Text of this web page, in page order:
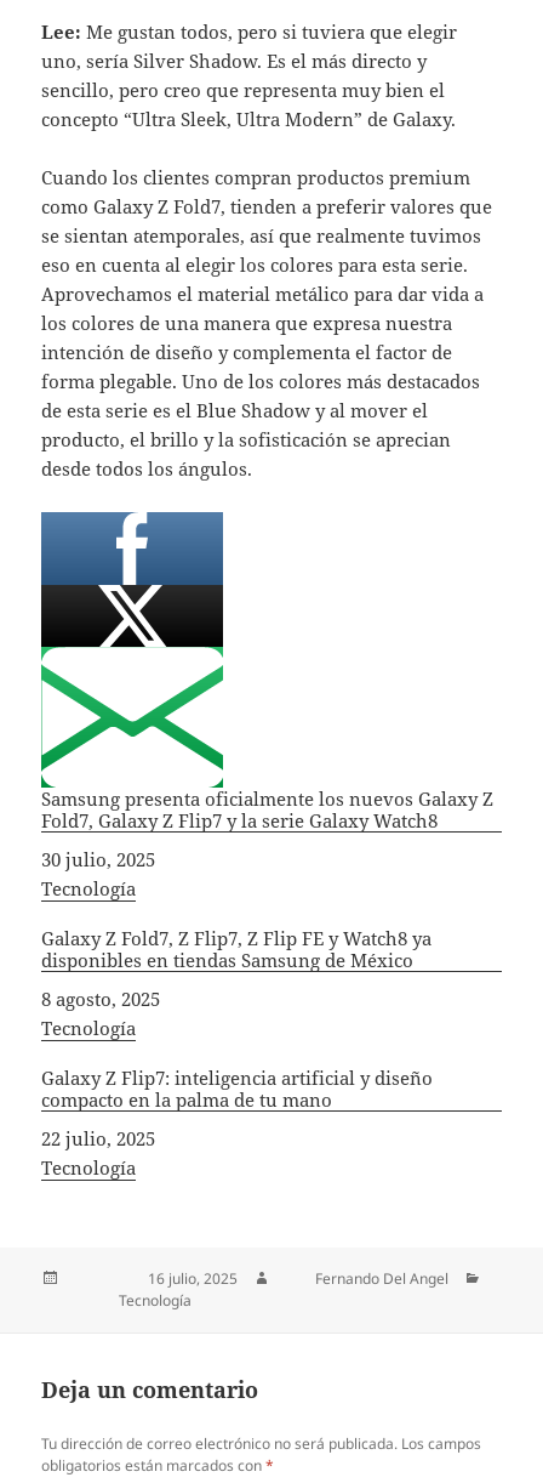
Lee: Me gustan todos, pero si tuviera que elegir
uno, sería Silver Shadow. Es el más directo y
sencillo, pero creo que representa muy bien el
concepto “Ultra Sleek, Ultra Modern” de Galaxy. ​
Cuando los clientes compran productos premium
como Galaxy Z Fold7, tienden a preferir valores que
se sientan atemporales, así que realmente tuvimos
eso en cuenta al elegir los colores para esta serie.
Aprovechamos el material metálico para dar vida a
los colores de una manera que expresa nuestra
intención de diseño y complementa el factor de
forma plegable. Uno de los colores más destacados
de esta serie es el Blue Shadow y al mover el
producto, el brillo y la sofisticación se aprecian
desde todos los ángulos.
Samsung presenta oficialmente los nuevos Galaxy Z
Fold7, Galaxy Z Flip7 y la serie Galaxy Watch8
Fecha
30 julio, 2025
In relation to
Tecnología
Galaxy Z Fold7, Z Flip7, Z Flip FE y Watch8 ya
disponibles en tiendas Samsung de México
Fecha
8 agosto, 2025
In relation to
Tecnología
Galaxy Z Flip7: inteligencia artificial y diseño
compacto en la palma de tu mano
Fecha
22 julio, 2025
In relation to
Tecnología
16 julio, 2025
Fernando Del Angel
CategoríasTecnología
Deja un comentario
Tu dirección de correo electrónico no será publicada. Los campos
obligatorios están marcados con*